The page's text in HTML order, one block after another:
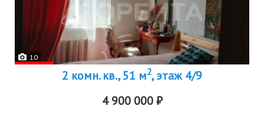
10
2 комн. кв., 51 м2, этаж 4/9
4 900 000 ₽